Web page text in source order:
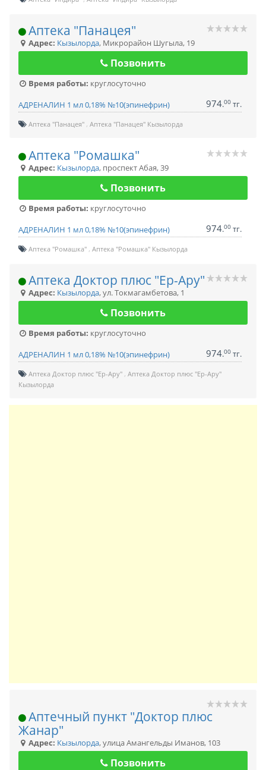
Аптека "Панацея"
Адрес: Кызылорда, Микрорайон Шугыла, 19
Позвонить
Время работы: круглосуточно
АДРЕНАЛИН 1 мл 0,18% №10(эпинефрин)
974.00 тг.
Аптека "Панацея" Аптека "Панацея" Кызылорда
Аптека "Ромашка"
Адрес: Кызылорда, проспект Абая, 39
Позвонить
Время работы: круглосуточно
АДРЕНАЛИН 1 мл 0,18% №10(эпинефрин)
974.00 тг.
Аптека "Ромашка" Аптека "Ромашка" Кызылорда
Аптека Доктор плюс "Ер-Ару"
Адрес: Кызылорда,ул. Токмагамбетова, 1
Позвонить
Время работы: круглосуточно
АДРЕНАЛИН 1 мл 0,18% №10(эпинефрин)
974.00 тг.
Аптека Доктор плюс "Ер-Ару" Аптека Доктор плюс "Ер-Ару"
Кызылорда
Аптечный пункт "Доктор плюс
Жанар"
Адрес: Кызылорда,улица Амангельды Иманов, 103
Позвонить